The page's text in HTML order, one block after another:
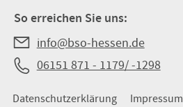
So erreichen Sie uns:
info@bso-hessen.de
06151 871 - 1179/ -1298
Datenschutzerklärung
Impressum